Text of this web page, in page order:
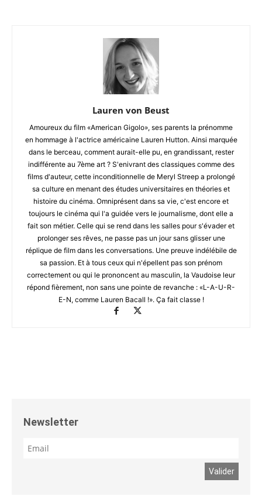
Lauren von Beust
Amoureux du film «American Gigolo», ses parents la prénomme
en hommage à l'actrice américaine Lauren Hutton. Ainsi marquée
dans le berceau, comment aurait-elle pu, en grandissant, rester
indifférente au 7ème art ? S'enivrant des classiques comme des
films d'auteur, cette inconditionnelle de Meryl Streep a prolongé
sa culture en menant des études universitaires en théories et
histoire du cinéma. Omniprésent dans sa vie, c'est encore et
toujours le cinéma qui l'a guidée vers le journalisme, dont elle a
fait son métier. Celle qui se rend dans les salles pour s'évader et
prolonger ses rêves, ne passe pas un jour sans glisser une
réplique de film dans les conversations. Une preuve indélébile de
sa passion. Et à tous ceux qui n'épellent pas son prénom
correctement ou qui le prononcent au masculin, la Vaudoise leur
répond fièrement, non sans une pointe de revanche : «L-A-U-R-
E-N, comme Lauren Bacall !». Ça fait classe !
Newsletter